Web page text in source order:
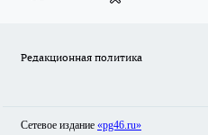
Редакционная политика
Сетевое издание «pg46.ru»